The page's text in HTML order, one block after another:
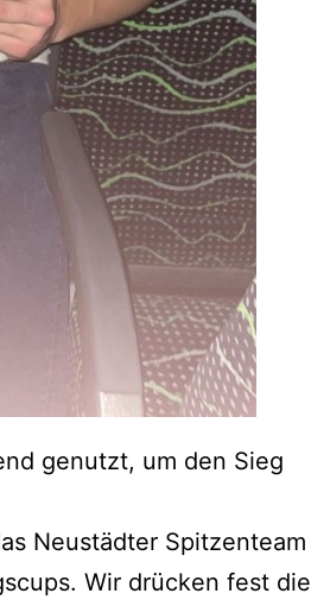
genutzt, um den Sieg
Neustädter Spitzenteam
Wir drücken fest die